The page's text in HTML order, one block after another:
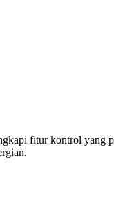
fitur kontrol yang